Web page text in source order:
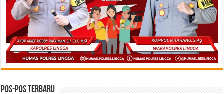
Pos-pos Terbaru